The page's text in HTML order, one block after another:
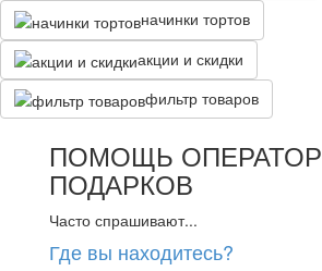
начинки тортов
акции и скидки
фильтр товаров
ПОМОЩЬ ОПЕРАТОР
ПОДАРКОВ
Часто спрашивают...
Где вы находитесь?